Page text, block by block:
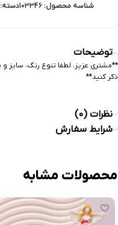
شناسه محصول:103346دسته:
توضیحات
**مشتری عزیز، لطفا تنوع رنگ، سایز
ذکر کنید**
نظرات (0)
شرایط سفارش
محصولات مشابه